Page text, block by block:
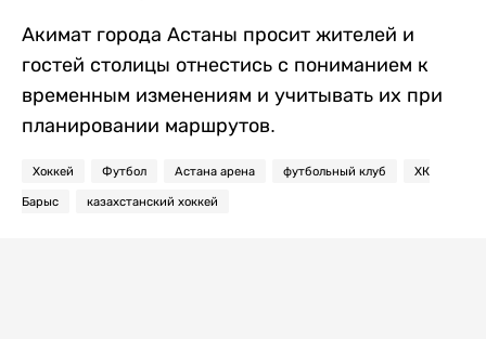
Акимат города Астаны просит жителей и
гостей столицы отнестись с пониманием к
временным изменениям и учитывать их при
планировании маршрутов.
Хоккей Футбол Астана арена футбольный клуб ХК
Барыс казахстанский хоккей